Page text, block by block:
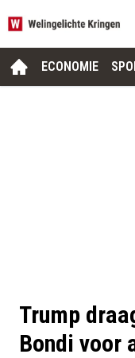
ECONOMIE
Trump
Bondi voor